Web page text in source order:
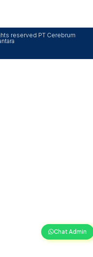
reserved PT Cerebrum
Chat Admin